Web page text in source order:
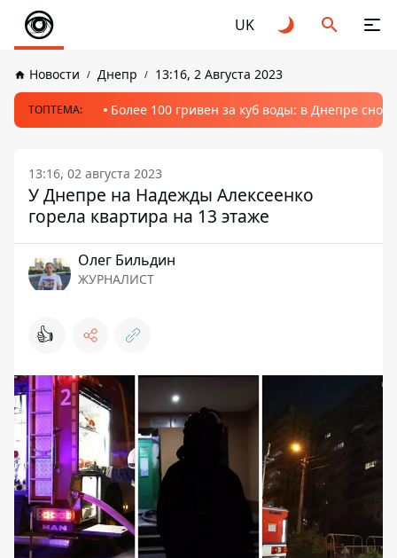
UK
Новости Днепр 13:16, 2 Августа 2023
ТОПТЕМА: Более 100 гривен за куб воды: в Днепре
13:16, 02 августа 2023
У Днепре на Надежды Алексеенко
горела квартира на 13 этаже
Олег Бильдин
ЖУРНАЛИСТ
👍